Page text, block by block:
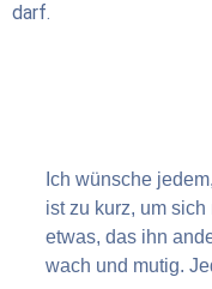
darf.
Ich wünsche
ist zu kurz, um
etwas, das ihn
wach und mutig.